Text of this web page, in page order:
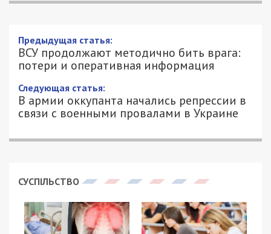
ВСУ продолжают методично бить
врага: потери и оперативная
информация
16/04/2022 - 11:38
ПЕТРО ЩУКІН - СПЕЦИАЛЬНО ДЛЯ
49000.COM.UA
2137
Генерального штаба ВСУ. Начались пятьдесят
Украинского народа российскому военному
вторжению.